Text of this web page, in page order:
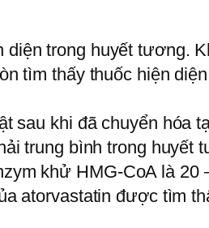
trong huyết tương.
tìm thấy thuốc hiện
sau khi đã chuyển hóa
trung bình trong huyết
khử HMG-CoA là 20
atorvastatin được tìm